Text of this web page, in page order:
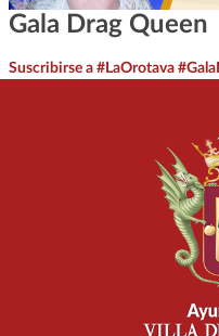
Gala Drag Queen
Suscribirse a #LaOrotava